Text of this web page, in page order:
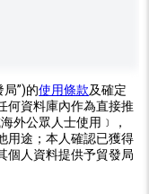
局”)的使用條款及確定
何資料庫內作為直接推
外公眾人士使用﹞，
用途；本人確認已獲得
個人資料提供予貿發局